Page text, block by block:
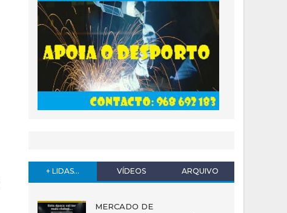
+ LIDAS... VÍDEOS ARQUIVO
MERCADO DE